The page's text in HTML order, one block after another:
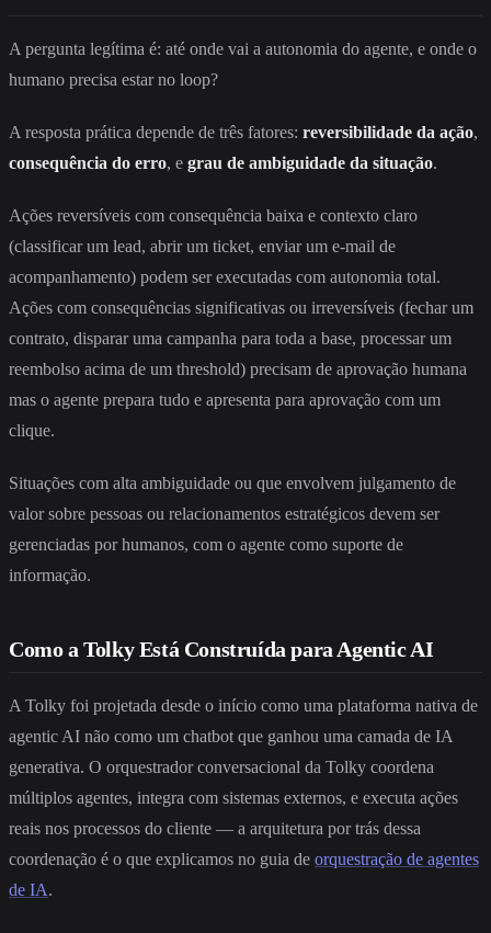
A pergunta legítima é: até onde vai a autonomia do agente, e onde o
humano precisa estar no loop?
A resposta prática depende de três fatores: reversibilidade da ação,
consequência do erro, e grau de ambiguidade da situação.
Ações reversíveis com consequência baixa e contexto claro
(classificar um lead, abrir um ticket, enviar um e-mail de
acompanhamento) podem ser executadas com autonomia total.
Ações com consequências significativas ou irreversíveis (fechar um
contrato, disparar uma campanha para toda a base, processar um
reembolso acima de um threshold) precisam de aprovação humana
mas o agente prepara tudo e apresenta para aprovação com um
clique.
Situações com alta ambiguidade ou que envolvem julgamento de
valor sobre pessoas ou relacionamentos estratégicos devem ser
gerenciadas por humanos, com o agente como suporte de
informação.
Como a Tolky Está Construída para Agentic AI
A Tolky foi projetada desde o início como uma plataforma nativa de
agentic AI não como um chatbot que ganhou uma camada de IA
generativa. O orquestrador conversacional da Tolky coordena
múltiplos agentes, integra com sistemas externos, e executa ações
reais nos processos do cliente — a arquitetura por trás dessa
coordenação é o que explicamos no guia de orquestração de agentes
de IA.